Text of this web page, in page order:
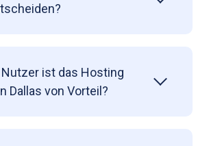
ist das Hosting
Dallas von Vorteil?